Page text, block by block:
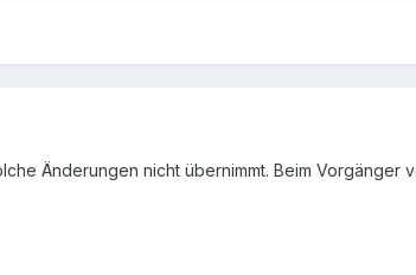
Änderungen nicht übernimmt. Beim Vorgänger